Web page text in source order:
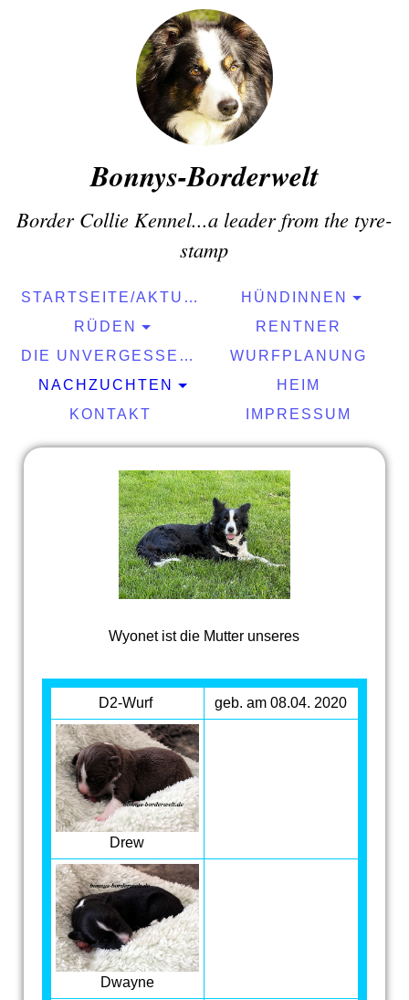
Bonnys-Borderwelt
Border Collie Kennel...a leader from the tyre-
stamp
STARTSEITE/AKTUELLES
HÜNDINNEN
RÜDEN
RENTNER
DIE UNVERGESSENEN
WURFPLANUNG
NACHZUCHTEN
HEIM
KONTAKT
IMPRESSUM
Wyonet ist die Mutter unseres
D2-Wurf geb. am 08.04. 2020
Drew
Dwayne